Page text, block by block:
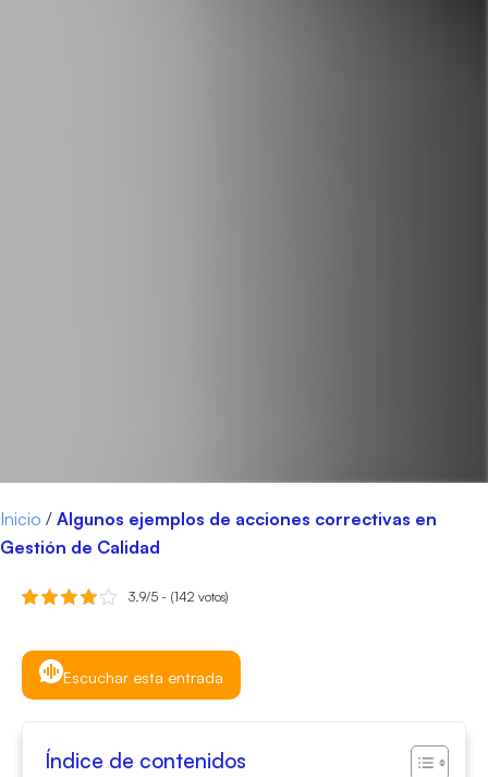
Inicio / Algunos ejemplos de acciones correctivas en
Gestión de Calidad
3.9/5 - (142 votos)
Escuchar esta entrada
Índice de contenidos